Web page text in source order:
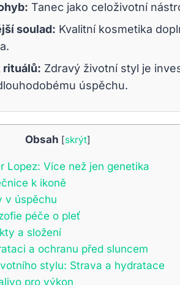
Tanec jako celoživotní
soulad: Kvalitní kosmetika
rituálů: Zdravý životní styl je
úspěchu.
Obsah [skrýt]
Lopez: Více než jen genetika
k ikoně
v úspěchu
péče o pleť
a složení
a ochranu před sluncem
stylu: Strava a hydratace
pro výkon